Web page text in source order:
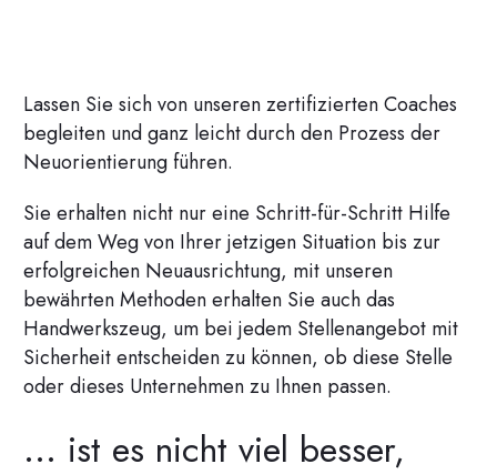
Lassen Sie sich von unseren zertifizierten Coaches
begleiten und ganz leicht durch den Prozess der
Neuorientierung führen.
Sie erhalten nicht nur eine Schritt-für-Schritt Hilfe
auf dem Weg von Ihrer jetzigen Situation bis zur
erfolgreichen Neuausrichtung, mit unseren
bewährten Methoden erhalten Sie auch das
Handwerkszeug, um bei jedem Stellenangebot mit
Sicherheit entscheiden zu können, ob diese Stelle
oder dieses Unternehmen zu Ihnen passen.
... ist es nicht viel besser,